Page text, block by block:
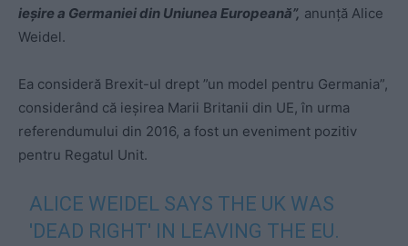
ieşire a Germaniei din Uniunea Europeană”, anunţă Alice
Weidel.
Ea consideră Brexit-ul drept ”un model pentru Germania”,
considerând că ieşirea Marii Britanii din UE, în urma
referendumului din 2016, a fost un eveniment pozitiv
pentru Regatul Unit.
ALICE WEIDEL SAYS THE UK WAS
'DEAD RIGHT' IN LEAVING THE EU.